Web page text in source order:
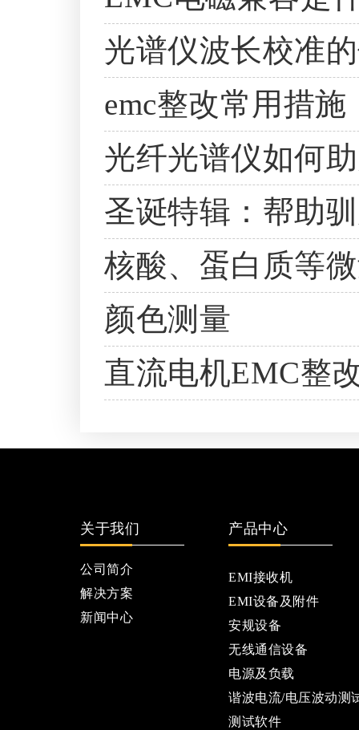
光谱仪波长校准
emc整改常用措施
光纤光谱仪如何
圣诞特辑：帮助
核酸、蛋白质等
颜色测量
直流电机EMC整
关于我们
公司简介
解决方案
新闻中心
产品中心
EMI接收机
EMI设备及附件
安规设备
无线通信设备
电源及负载
谐波电流/电压波动测
测试软件